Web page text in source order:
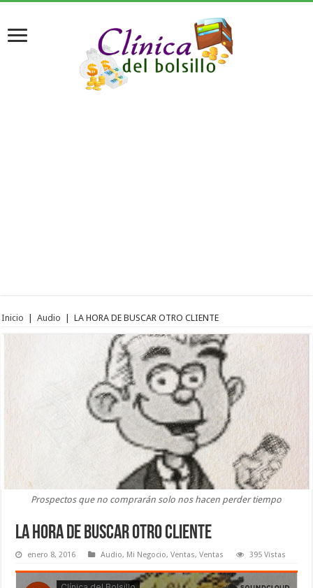
Inicio | Audio | LA HORA DE BUSCAR OTRO CLIENTE
Prospectos que no comprarán solo nos hacen perder tiempo
LA HORA DE BUSCAR OTRO CLIENTE
enero 8, 2016 Audio, Mi Negocio,Ventas,Ventas 395 Vistas